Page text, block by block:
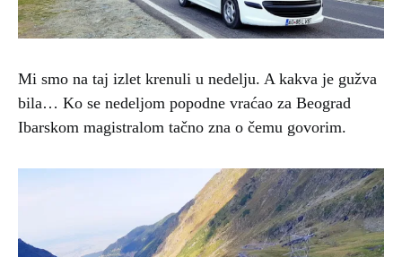
Mi smo na taj izlet krenuli u nedelju. A kakva je gužva
bila… Ko se nedeljom popodne vraćao za Beograd
Ibarskom magistralom tačno zna o čemu govorim.